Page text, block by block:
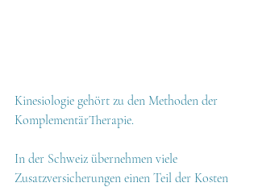
Kinesiologie gehört zu den Methoden der
KomplementärTherapie.
In der Schweiz übernehmen viele
Zusatzversicherungen einen Teil der Kosten